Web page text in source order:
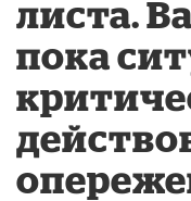
листа.
пока